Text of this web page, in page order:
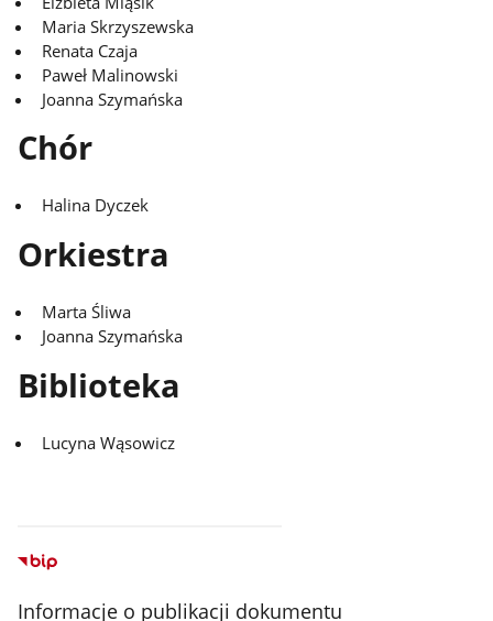
Maria Skrzyszewska
Renata Czaja
Paweł Malinowski
Joanna Szymańska
Chór
Halina Dyczek
Orkiestra
Marta Śliwa
Joanna Szymańska
Biblioteka
Lucyna Wąsowicz
Informacje o publikacji dokumentu